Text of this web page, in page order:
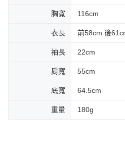
胸寬 116cm
衣長 前58cm 後
袖長 22cm
肩寬 55cm
底寬 64.5cm
重量 180g